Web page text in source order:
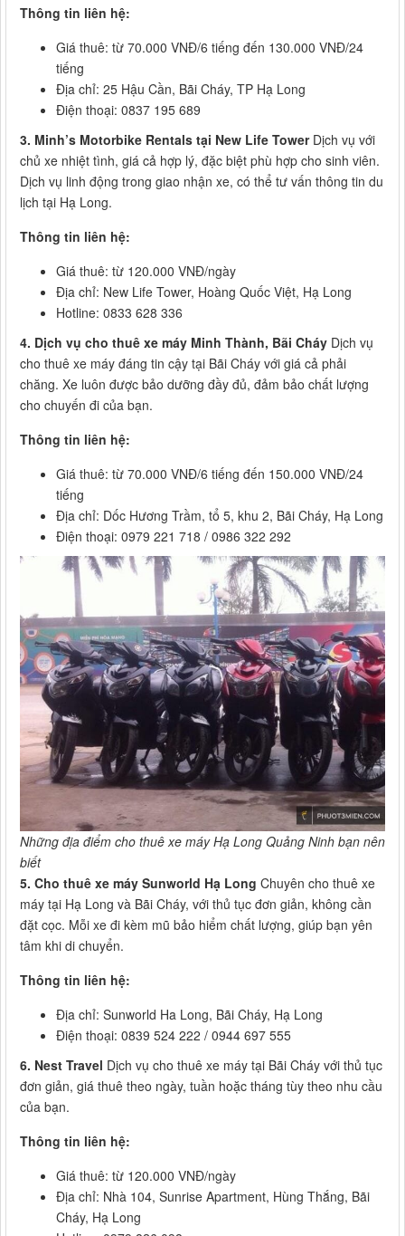
Thông tin liên hệ:
Giá thuê: từ 70.000 VNĐ/6 tiếng đến 130.000 VNĐ/24
tiếng
Địa chỉ: 25 Hậu Cần, Bãi Cháy, TP Hạ Long
Điện thoại: 0837 195 689
3. Minh’s Motorbike Rentals tại New Life TowerDịch vụ với
chủ xe nhiệt tình, giá cả hợp lý, đặc biệt phù hợp cho sinh viên.
Dịch vụ linh động trong giao nhận xe, có thể tư vấn thông tin du
lịch tại Hạ Long.
Thông tin liên hệ:
Giá thuê: từ 120.000 VNĐ/ngày
Địa chỉ: New Life Tower, Hoàng Quốc Việt, Hạ Long
Hotline: 0833 628 336
4. Dịch vụ cho thuê xe máy Minh Thành, Bãi Cháy Dịch vụ
cho thuê xe máy đáng tin cậy tại Bãi Cháy với giá cả phải
chăng. Xe luôn được bảo dưỡng đầy đủ, đảm bảo chất lượng
cho chuyến đi của bạn.
Thông tin liên hệ:
Giá thuê: từ 70.000 VNĐ/6 tiếng đến 150.000 VNĐ/24
tiếng
Địa chỉ: Dốc Hương Trầm, tổ 5, khu 2, Bãi Cháy, Hạ Long
Điện thoại: 0979 221 718 / 0986 322 292
Những địa điểm cho thuê xe máy Hạ Long Quảng Ninh bạn nên
biết
5. Cho thuê xe máy Sunworld Hạ Long Chuyên cho thuê xe
máy tại Hạ Long và Bãi Cháy, với thủ tục đơn giản, không cần
đặt cọc. Mỗi xe đi kèm mũ bảo hiểm chất lượng, giúp bạn yên
tâm khi di chuyển.
Thông tin liên hệ:
Địa chỉ: Sunworld Ha Long, Bãi Cháy, Hạ Long
Điện thoại: 0839 524 222 / 0944 697 555
6. Nest Travel Dịch vụ cho thuê xe máy tại Bãi Cháy với thủ tục
đơn giản, giá thuê theo ngày, tuần hoặc tháng tùy theo nhu cầu
của bạn.
Thông tin liên hệ:
Giá thuê: từ 120.000 VNĐ/ngày
Địa chỉ: Nhà 104, Sunrise Apartment, Hùng Thắng, Bãi
Cháy, Hạ Long